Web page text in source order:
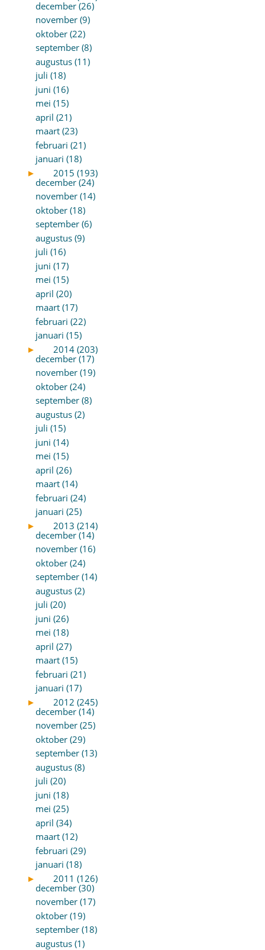
december (26)
november (9)
oktober (22)
september (8)
augustus (11)
juli (18)
juni (16)
mei (15)
april (21)
maart (23)
februari (21)
januari (18)
►
2015 (193)
december (24)
november (14)
oktober (18)
september (6)
augustus (9)
juli (16)
juni (17)
mei (15)
april (20)
maart (17)
februari (22)
januari (15)
►
2014 (203)
december (17)
november (19)
oktober (24)
september (8)
augustus (2)
juli (15)
juni (14)
mei (15)
april (26)
maart (14)
februari (24)
januari (25)
►
2013 (214)
december (14)
november (16)
oktober (24)
september (14)
augustus (2)
juli (20)
juni (26)
mei (18)
april (27)
maart (15)
februari (21)
januari (17)
►
2012 (245)
december (14)
november (25)
oktober (29)
september (13)
augustus (8)
juli (20)
juni (18)
mei (25)
april (34)
maart (12)
februari (29)
januari (18)
►
2011 (126)
december (30)
november (17)
oktober (19)
september (18)
augustus (1)